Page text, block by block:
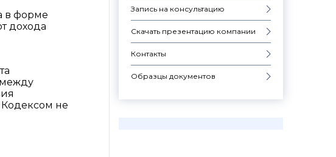
Запись на консультацию
Скачать презентацию компании
Контакты
Образцы документов
в форме
дохода
не